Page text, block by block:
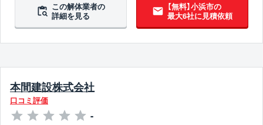
この解体業者の
詳細を見る
【無料】小浜市の
最大6社に見積依頼
本間建設株式会社
口コミ評価
-